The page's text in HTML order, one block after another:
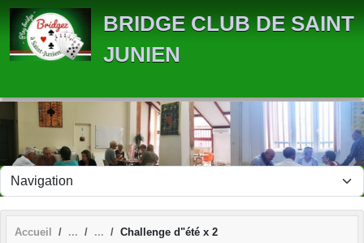
BRIDGE CLUB DE SAINT
JUNIEN
Accueil Challenge d"été x 2
Panneau de gestion des cookies